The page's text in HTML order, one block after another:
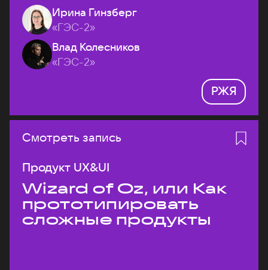
Ирина Гинзберг
«ГЭС-2»
Влад Колесников
«ГЭС-2»
РЖЯ
Смотреть запись
Продукт UX&UI
Wizard of Oz, или Как
прототипировать
сложные продукты